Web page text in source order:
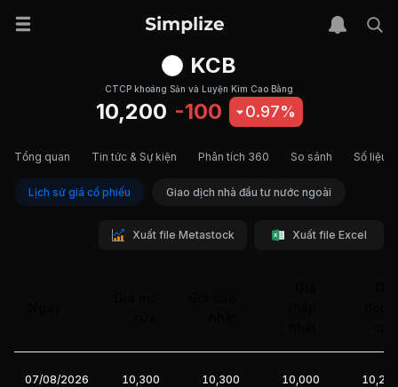
KCB
CTCP khoáng Sản và Luyện Kim Cao Bằng
10,200 -100 0.97%
Tổng quan Tin tức & Sự kiện Phân tích 360 So sánh Số liệu
Lịch sử giá cổ phiếu Giao dịch nhà đầu tư nước ngoài
Xuất file Metastock Xuất file Excel
07/08/2026 10,300 10,300 10,000